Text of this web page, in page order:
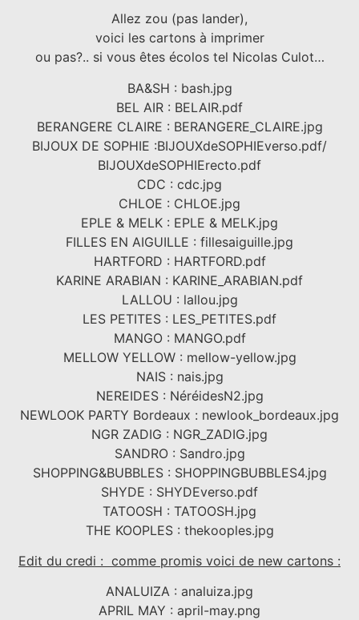
Allez zou (pas lander),
voici les cartons à imprimer
ou pas?.. si vous êtes écolos tel Nicolas Culot…
BA&SH : bash.jpg
BEL AIR : BELAIR.pdf
BERANGERE CLAIRE : BERANGERE_CLAIRE.jpg
BIJOUX DE SOPHIE :BIJOUXdeSOPHIEverso.pdf/
BIJOUXdeSOPHIErecto.pdf
CDC : cdc.jpg
CHLOE : CHLOE.jpg
EPLE & MELK : EPLE & MELK.jpg
FILLES EN AIGUILLE : fillesaiguille.jpg
HARTFORD : HARTFORD.pdf
KARINE ARABIAN : KARINE_ARABIAN.pdf
LALLOU : lallou.jpg
LES PETITES : LES_PETITES.pdf
MANGO : MANGO.pdf
MELLOW YELLOW : mellow-yellow.jpg
NAIS : nais.jpg
NEREIDES : NéréidesN2.jpg
NEWLOOK PARTY Bordeaux : newlook_bordeaux.jpg
NGR ZADIG : NGR_ZADIG.jpg
SANDRO : Sandro.jpg
SHOPPING&BUBBLES : SHOPPINGBUBBLES4.jpg
SHYDE : SHYDEverso.pdf
TATOOSH : TATOOSH.jpg
THE KOOPLES : thekooples.jpg
Edit du credi : comme promis voici de new cartons :
ANALUIZA : analuiza.jpg
APRIL MAY : april-may.png